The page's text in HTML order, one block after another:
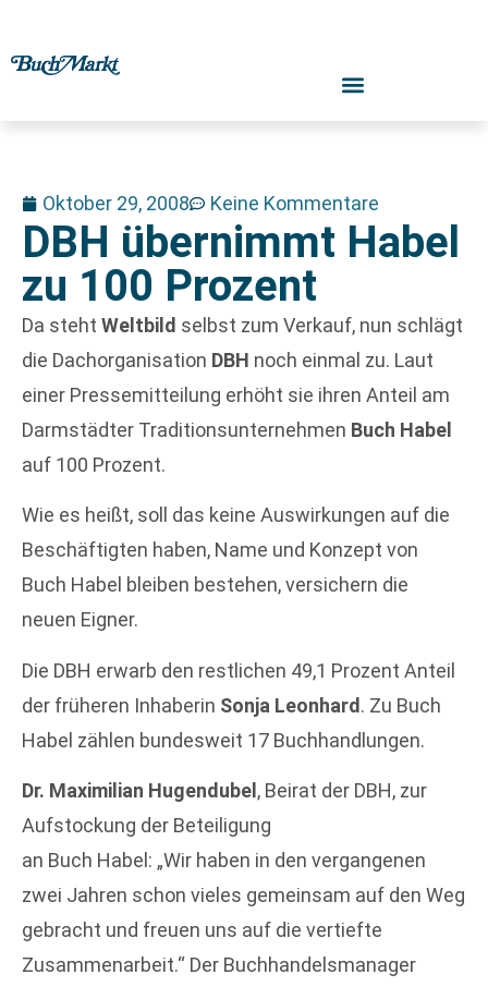
Oktober 29, 2008 Keine Kommentare
DBH übernimmt Habel
zu 100 Prozent
Da steht Weltbild selbst zum Verkauf, nun schlägt
die Dachorganisation DBH noch einmal zu. Laut
einer Pressemitteilung erhöht sie ihren Anteil am
Darmstädter Traditionsunternehmen Buch Habel
auf 100 Prozent.
Wie es heißt, soll das keine Auswirkungen auf die
Beschäftigten haben, Name und Konzept von
Buch Habel bleiben bestehen, versichern die
neuen Eigner.
Die DBH erwarb den restlichen 49,1 Prozent Anteil
der früheren Inhaberin Sonja Leonhard. Zu Buch
Habel zählen bundesweit 17 Buchhandlungen.
Dr. Maximilian Hugendubel , Beirat der DBH, zur
Aufstockung der Beteiligung
an Buch Habel: „Wir haben in den vergangenen
zwei Jahren schon vieles gemeinsam auf den Weg
gebracht und freuen uns auf die vertiefte
Zusammenarbeit.“ Der Buchhandelsmanager